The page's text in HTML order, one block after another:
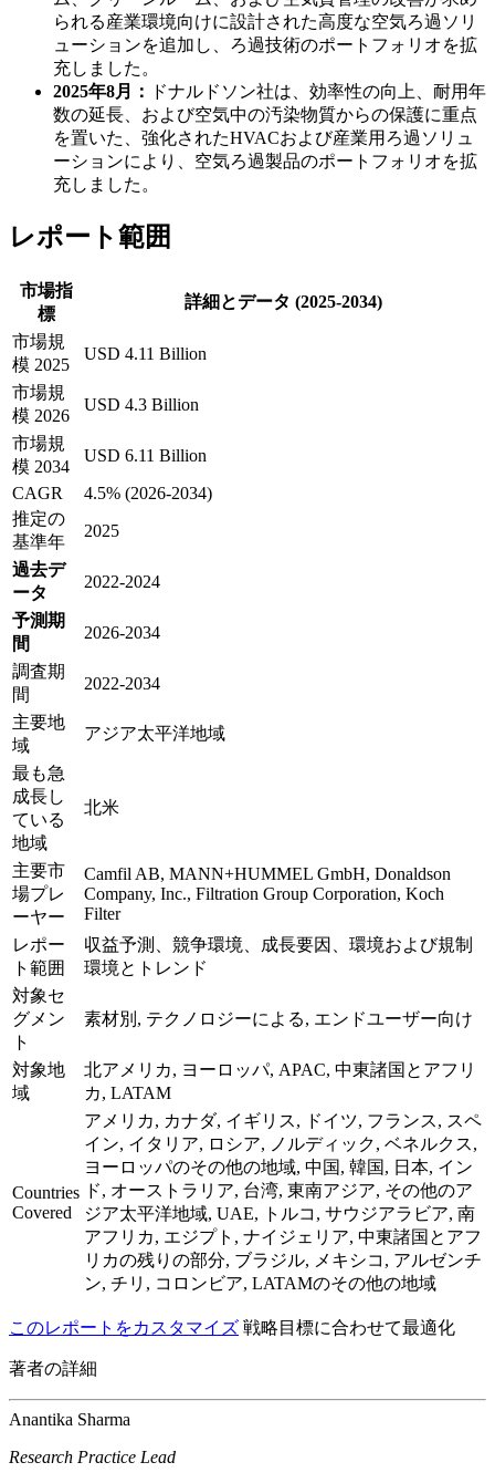
られる産業環境向けに設計された高度な空気ろ過ソリ
ューションを追加し、ろ過技術のポートフォリオを拡
充しました。
2025年8月：
ドナルドソン社は、効率性の向上、耐用年
数の延長、および空気中の汚染物質からの保護に重点
を置いた、強化されたHVACおよび産業用ろ過ソリュ
ーションにより、空気ろ過製品のポートフォリオを拡
充しました。
レポート範囲
市場指
標
詳細とデータ (2025-2034)
市場規
模 2025
USD 4.11 Billion
市場規
模 2026
USD 4.3 Billion
市場規
模 2034
USD 6.11 Billion
CAGR
4.5% (2026-2034)
推定の
基準年
2025
過去デ
ータ
2022-2024
予測期
間
2026-2034
調査期
間
2022-2034
主要地
域
アジア太平洋地域
最も急
成長し
ている
地域
北米
主要市
場プレ
ーヤー
Camfil AB, MANN+HUMMEL GmbH, Donaldson
Company, Inc., Filtration Group Corporation, Koch
Filter
レポー
ト範囲
収益予測、競争環境、成長要因、環境および規制
環境とトレンド
対象セ
グメン
ト
素材別, テクノロジーによる, エンドユーザー向け
対象地
域
北アメリカ, ヨーロッパ, APAC, 中東諸国とアフリ
カ, LATAM
Countries
Covered
アメリカ, カナダ, イギリス, ドイツ, フランス, スペ
イン, イタリア, ロシア, ノルディック, ベネルクス,
ヨーロッパのその他の地域, 中国, 韓国, 日本, イン
ド, オーストラリア, 台湾, 東南アジア, その他のア
ジア太平洋地域, UAE, トルコ, サウジアラビア, 南
アフリカ, エジプト, ナイジェリア, 中東諸国とアフ
リカの残りの部分, ブラジル, メキシコ, アルゼンチ
ン, チリ, コロンビア, LATAMのその他の地域
このレポートをカスタマイズ 戦略目標に合わせて最適化
著者の詳細
Anantika Sharma
Research Practice Lead